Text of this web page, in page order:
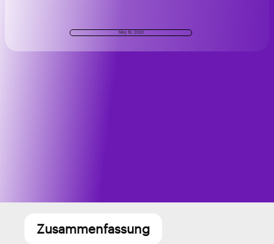
May 18, 2026
Zusammenfassung